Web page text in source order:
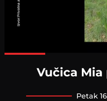
Vučica
petak